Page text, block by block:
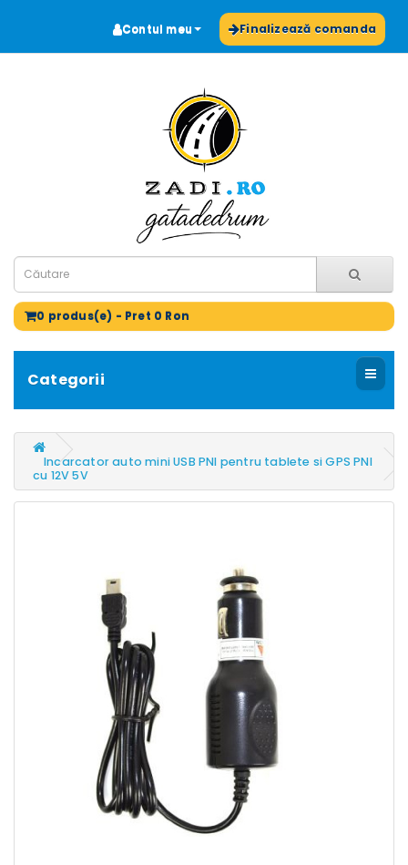
Contul meu Finalizează comanda
0 produs(e) - Pret 0 Ron
Categorii
Incarcator auto mini USB PNI pentru tablete si GPS PNI
cu 12V 5V